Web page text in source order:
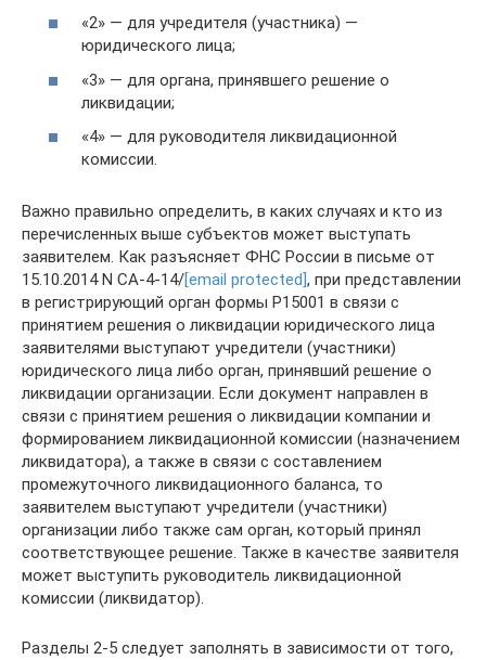
«2» — для учредителя (участника) —
юридического лица;
«3» — для органа, принявшего решение о
ликвидации;
«4» — для руководителя ликвидационной
комиссии.
Важно правильно определить, в каких случаях и кто из
перечисленных выше субъектов может выступать
заявителем. Как разъясняет ФНС России в письме от
15.10.2014 N СА-4-14/[email protected], при представлении
в регистрирующий орган формы Р15001 в связи с
принятием решения о ликвидации юридического лица
заявителями выступают учредители (участники)
юридического лица либо орган, принявший решение о
ликвидации организации. Если документ направлен в
связи с принятием решения о ликвидации компании и
формированием ликвидационной комиссии (назначением
ликвидатора), а также в связи с составлением
промежуточного ликвидационного баланса, то
заявителем выступают учредители (участники)
организации либо также сам орган, который принял
соответствующее решение. Также в качестве заявителя
может выступить руководитель ликвидационной
комиссии (ликвидатор).
Разделы 2-5 следует заполнять в зависимости от того,